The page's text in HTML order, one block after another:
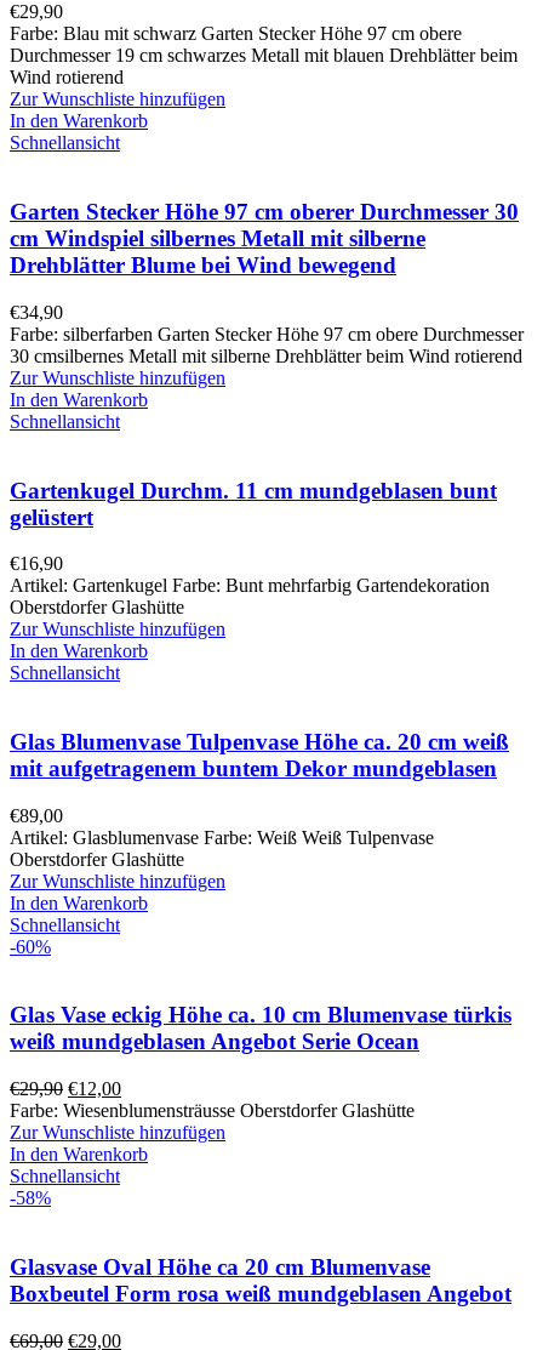
€29,90
Farbe: Blau mit schwarz Garten Stecker Höhe 97 cm obere
Durchmesser 19 cm schwarzes Metall mit blauen Drehblätter beim
Wind rotierend
Zur Wunschliste hinzufügen
In den Warenkorb
Schnellansicht
Garten Stecker Höhe 97 cm oberer Durchmesser 30
cm Windspiel silbernes Metall mit silberne
Drehblätter Blume bei Wind bewegend
€34,90
Farbe: silberfarben Garten Stecker Höhe 97 cm obere Durchmesser
30 cmsilbernes Metall mit silberne Drehblätter beim Wind rotierend
Zur Wunschliste hinzufügen
In den Warenkorb
Schnellansicht
Gartenkugel Durchm. 11 cm mundgeblasen bunt
gelüstert
€16,90
Artikel: Gartenkugel Farbe: Bunt mehrfarbig Gartendekoration
Oberstdorfer Glashütte
Zur Wunschliste hinzufügen
In den Warenkorb
Schnellansicht
Glas Blumenvase Tulpenvase Höhe ca. 20 cm weiß
mit aufgetragenem buntem Dekor mundgeblasen
€89,00
Artikel: Glasblumenvase Farbe: Weiß Weiß Tulpenvase
Oberstdorfer Glashütte
Zur Wunschliste hinzufügen
In den Warenkorb
Schnellansicht
-60%
Glas Vase eckig Höhe ca. 10 cm Blumenvase türkis
weiß mundgeblasen Angebot Serie Ocean
€29,90 €12,00
Farbe: Wiesenblumensträusse Oberstdorfer Glashütte
Zur Wunschliste hinzufügen
In den Warenkorb
Schnellansicht
-58%
Glasvase Oval Höhe ca 20 cm Blumenvase
Boxbeutel Form rosa weiß mundgeblasen Angebot
€69,00 €29,00